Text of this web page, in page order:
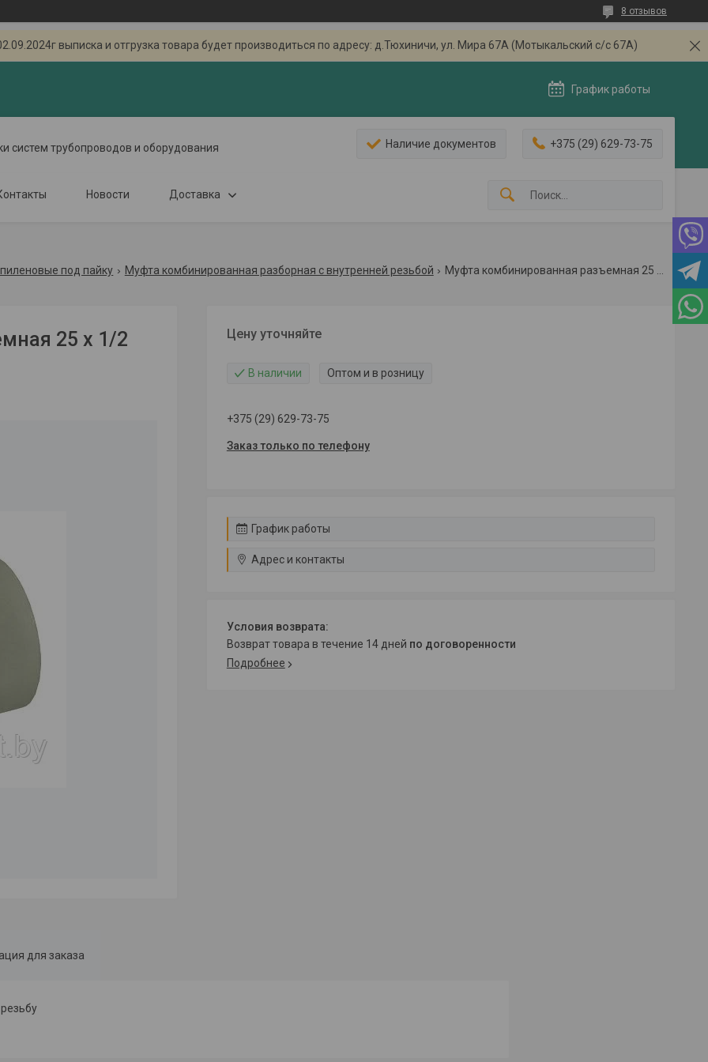
8 отзывов
выписка и отгрузка товара будет производиться по адресу: д.Тюхиничи, ул. Мира 67А (Мотыкальский с/с 67А)
График работы
систем трубопроводов и оборудования Наличие документов +375 (29) 629-73-75
Новости Доставка
под пайку Муфта комбинированная разборная с внутренней резьбой
25 х 1/2 Цену уточняйте
В наличии Оптом и в розницу
+375 (29) 629-73-75
Заказ только по телефону
График работы
Адрес и контакты
возврат товара в течение 14 дней по договоренности
Подробнее
для заказа